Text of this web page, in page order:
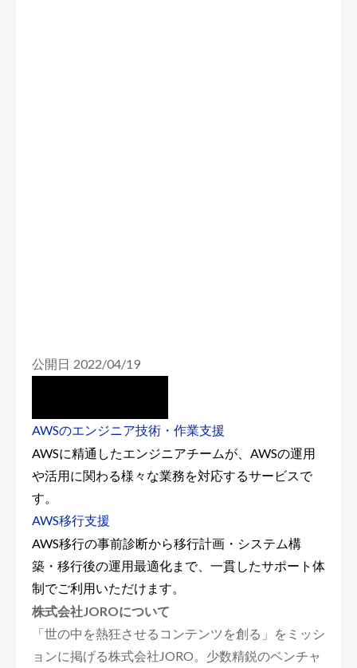
公開日 2022/04/19
AWSのエンジニア技術・作業支援
AWSに精通したエンジニアチームが、AWSの運用
や活用に関わる様々な業務を対応するサービスで
す。
AWS移行支援
AWS移行の事前診断から移行計画・システム構
築・移行後の運用最適化まで、一貫したサポート体
制でご利用いただけます。
株式会社JOROについて
「世の中を熱狂させるコンテンツを創る」をミッシ
ョンに掲げる株式会社JORO。少数精鋭のベンチャ